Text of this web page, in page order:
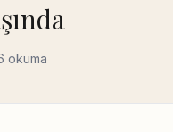
okuma